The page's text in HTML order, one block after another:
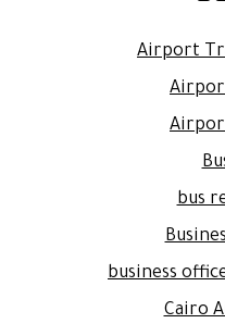
Airport
bus
business
Cairo